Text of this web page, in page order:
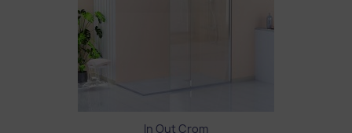
In Out Crom